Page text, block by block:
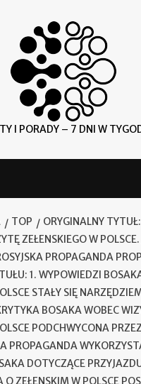
I PORADY – 7 DNI W
TOP
ORYGINALNY
ZEŁENSKIEGO W
PROPAGANDA
1. WYPOWIEDZI
STAŁY SIĘ
BOSAKA WOBEC
PODCHWYCONA
PROPAGANDA
DOTYCZĄCE
ZEŁENSKIM W POLSCE